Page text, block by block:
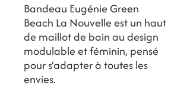
Bandeau Eugénie Green
Beach La Nouvelle est un haut
de maillot de bain au design
modulable et féminin, pensé
pour s’adapter à toutes les
envies.